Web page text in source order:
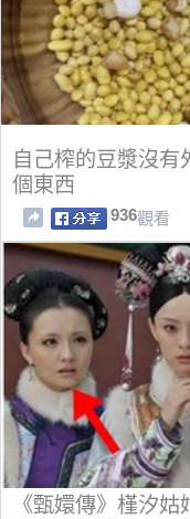
自己榨的豆漿沒
個東西
936觀看
《甄嬛傳》槿汐